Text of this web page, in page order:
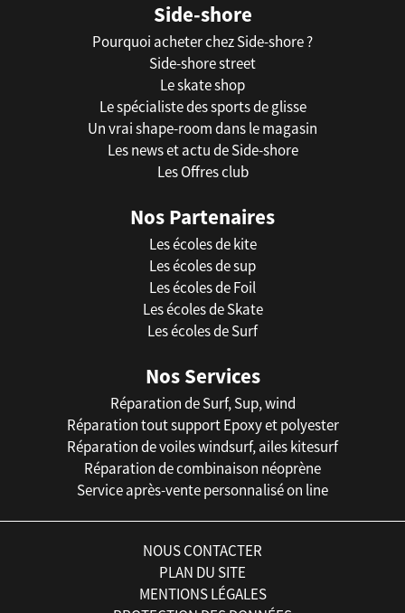
Side-shore
Pourquoi acheter chez Side-shore ?
Side-shore street
Le skate shop
Le spécialiste des sports de glisse
Un vrai shape-room dans le magasin
Les news et actu de Side-shore
Les Offres club
Nos Partenaires
Les écoles de kite
Les écoles de sup
Les écoles de Foil
Les écoles de Skate
Les écoles de Surf
Nos Services
Réparation de Surf, Sup, wind
Réparation tout support Epoxy et polyester
Réparation de voiles windsurf, ailes kitesurf
Réparation de combinaison néoprène
Service après-vente personnalisé on line
NOUS CONTACTER
PLAN DU SITE
MENTIONS LÉGALES